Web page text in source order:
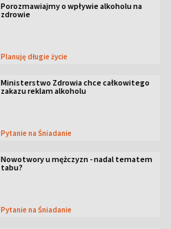
Porozmawiajmy o wpływie alkoholu na
zdrowie
Planuję długie życie
Ministerstwo Zdrowia chce całkowitego
zakazu reklam alkoholu
Pytanie na Śniadanie
Nowotwory u mężczyzn - nadal tematem
tabu?
Pytanie na Śniadanie